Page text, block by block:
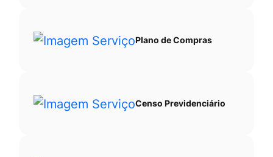
Plano de Compras
Censo Previdenciário